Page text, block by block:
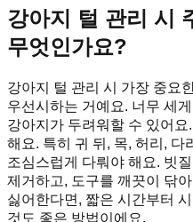
강아지 털 관리 시
무엇인가요?
강아지 털 관리 시 가장 중요
우선시하는 거예요. 너무 세
강아지가 두려워할 수 있어
해요. 특히 귀 뒤, 목, 허리, 다
조심스럽게 다뤄야 해요. 빗
제거하고, 도구를 깨끗이 닦
싫어한다면, 짧은 시간부터
것도 좋은 방법이에요.